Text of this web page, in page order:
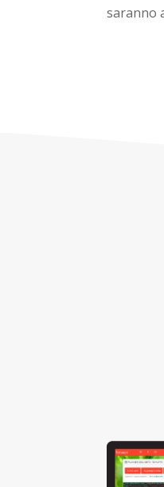
saranno